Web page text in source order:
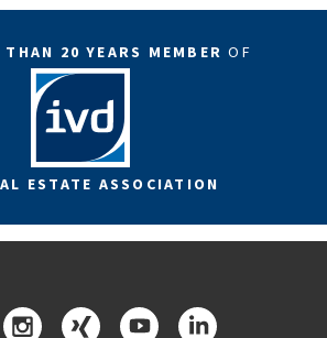
THAN 20 YEARS MEMBEROF
ESTATE ASSOCIATION